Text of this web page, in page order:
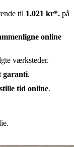
til 1.021 kr*. på
online
værksteder.
garanti.
tid online.